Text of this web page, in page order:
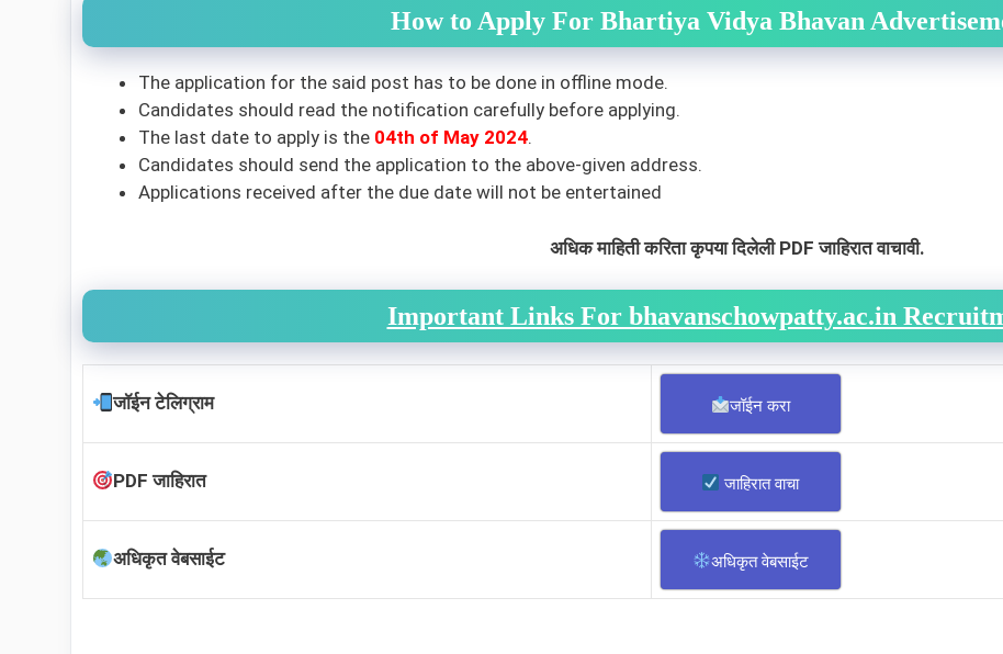
How to Apply For Bhartiya Vidya Bhavan
The application for the said post has to be done in offline mode.
Candidates should read the notification carefully before applying.
The last date to apply is the 04th of May 2024.
Candidates should send the application to the above-given address.
Applications received after the due date will not be entertained
अधिक माहिती करिता कृपया दिलेली PDF जाहिरात वाचावी.
Important Links For bhavanschowpatty.ac.in
जॉईन टेलिग्राम जॉईन करा
PDF जाहिरात जाहिरात वाचा
अधिकृत वेबसाईट अधिकृत वेबसाईट